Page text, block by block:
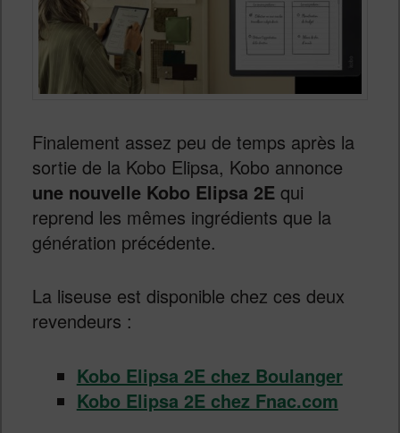
Finalement assez peu de temps après la
sortie de la Kobo Elipsa, Kobo annonce
une nouvelle Kobo Elipsa 2Equi
reprend les mêmes ingrédients que la
génération précédente.
La liseuse est disponible chez ces deux
revendeurs :
Kobo Elipsa 2E chez Boulanger
Kobo Elipsa 2E chez Fnac.com